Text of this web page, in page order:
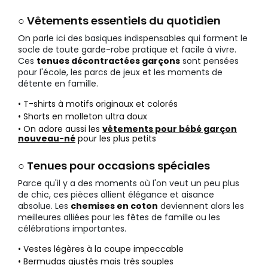
○ Vêtements essentiels du quotidien
On parle ici des basiques indispensables qui forment le
socle de toute garde-robe pratique et facile à vivre.
Ces tenues décontractées garçons sont pensées
pour l'école, les parcs de jeux et les moments de
détente en famille.
• T-shirts à motifs originaux et colorés
• Shorts en molleton ultra doux
• On adore aussi les vêtements pour bébé garçon
nouveau-né pour les plus petits
○ Tenues pour occasions spéciales
Parce qu'il y a des moments où l'on veut un peu plus
de chic, ces pièces allient élégance et aisance
absolue. Les chemises en coton deviennent alors les
meilleures alliées pour les fêtes de famille ou les
célébrations importantes.
• Vestes légères à la coupe impeccable
• Bermudas ajustés mais très souples